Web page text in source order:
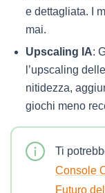
e dettagliata. I
mai.
Upscaling IA:
l’upscaling
nitidezza,
giochi meno
Ti
Console
Futuro